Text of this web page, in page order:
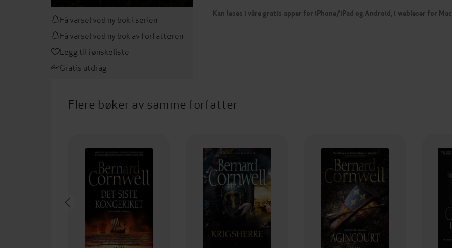
Få varsel ved ny bok i serien
Få varsel ved ny bok av forfatteren
Legg til i ønskeliste
Gratis utdrag
Kan leses i våre gratis apper for iPhone/iPad og Android, i webleser for
Flere bøker av samme forfatter